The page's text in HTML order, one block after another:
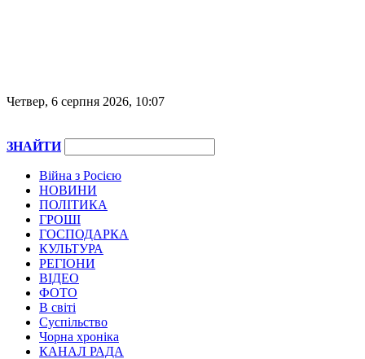
Четвер, 6 серпня 2026, 10:07
ЗНАЙТИ
Війна з Росією
НОВИНИ
ПОЛІТИКА
ГРОШІ
ГОСПОДАРКА
КУЛЬТУРА
РЕГІОНИ
ВІДЕО
ФОТО
В світі
Суспільство
Чорна хроніка
КАНАЛ РАДА